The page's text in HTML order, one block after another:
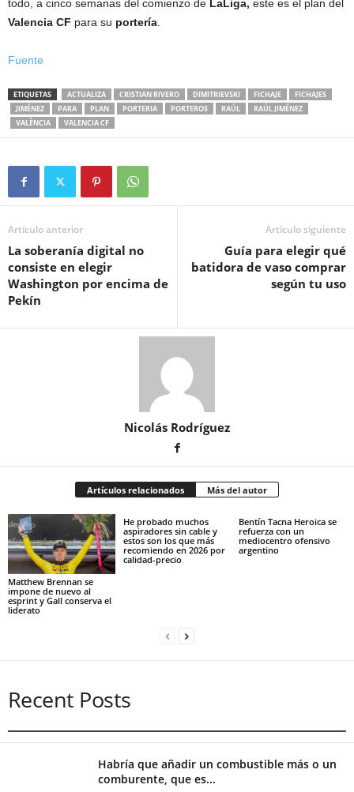
todo, a cinco semanas del comienzo de LaLiga, este es el plan del
Valencia CF para su portería
Fuente
ETIQUETAS ACTUALIZA CRISTIAN RIVERO DIMITRIEVSKI FICHAJE
FICHAJES
JIMÉNEZ
PARA PLAN PORTERIA PORTEROS RAÚL
RAÚL JIMÉNEZ
VALÈNCIA
VALENCIA CF
Artículo anterior
La soberanía digital no
consiste en elegir
Washington por encima de
Pekín
Artículo siguiente
Guía para elegir qué
batidora de vaso comprar
según tu uso
Nicolás Rodríguez
Artículos relacionados Más del autor
Matthew Brennan se
impone de nuevo al
esprint y Gall conserva el
liderato
He probado muchos
aspiradores sin cable y
estos son los que más
recomiendo en 2026 por
calidad-precio
Bentín Tacna Heroica se
refuerza con un
mediocentro ofensivo
argentino
Recent Posts
Habría que añadir un combustible más o un
comburente, que es...